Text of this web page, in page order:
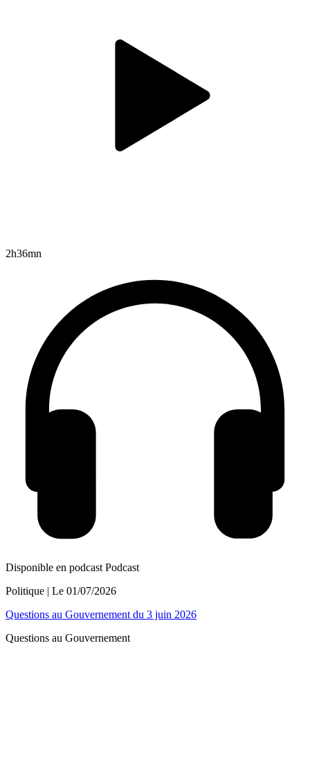
2h36mn
Disponible en podcast Podcast
Politique | Le 01/07/2026
Questions au Gouvernement du 3 juin 2026
Questions au Gouvernement